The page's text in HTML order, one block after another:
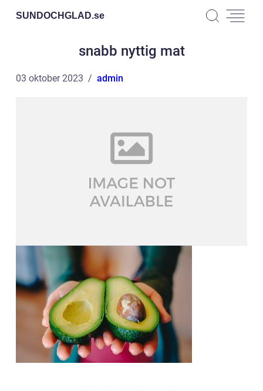
SUNDOCHGLAD.se
snabb nyttig mat
03 oktober 2023 admin